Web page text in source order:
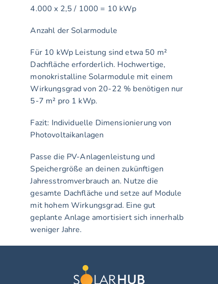
4.000 x 2,5 / 1000 = 10 kWp
Anzahl der Solarmodule
Für 10 kWp Leistung sind etwa 50 m²
Dachfläche erforderlich. Hochwertige,
monokristalline Solarmodule mit einem
Wirkungsgrad von 20-22 % benötigen nur
5-7 m² pro 1 kWp.
Fazit: Individuelle Dimensionierung von
Photovoltaikanlagen
Passe die PV-Anlagenleistung und
Speichergröße an deinen zukünftigen
Jahresstromverbrauch an. Nutze die
gesamte Dachfläche und setze auf Module
mit hohem Wirkungsgrad. Eine gut
geplante Anlage amortisiert sich innerhalb
weniger Jahre.